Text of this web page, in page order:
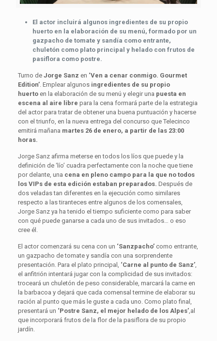
El actor incluirá algunos ingredientes de su propio
huerto en la elaboración de su menú, formado por un
gazpacho de tomate y sandía como entrante,
chuletón como plato principal y helado con frutos de
pasiflora como postre.
Turno de Jorge Sanz en ‘Ven a cenar conmigo. Gourmet
Edition’. Emplear algunos ingredientes de su propio
huertoen la elaboración de su menú y elegir una puesta en
escena al aire libre para la cena formará parte de la estrategia
del actor para tratar de obtener una buena puntuación y hacerse
con el triunfo, en la nueva entrega del concurso que Telecinco
emitirá mañana martes 26 de enero, a partir de las 23:00
horas.
Jorge Sanz afirma meterse en todos los líos que puede y la
definición de ‘lío’ cuadra perfectamente con la noche que tiene
por delante, una cena en pleno campo para la que no todos
los VIPs de esta edición estaban preparados. Después de
dos veladas tan diferentes en la ejecución como similares
respecto a las tiranteces entre algunos de los comensales,
Jorge Sanz ya ha tenido el tiempo suficiente como para saber
con qué puede ganarse a cada uno de sus invitados… o eso
cree él.
El actor comenzará su cena con un ‘Sanzpacho’ como entrante,
un gazpacho de tomate y sandía con una sorprendente
presentación. Para el plato principal, ‘Carne al punto de Sanz’,
el anfitrión intentará jugar con la complicidad de sus invitados:
troceará un chuletón de peso considerable, marcará la carne en
la barbacoa y dejará que cada comensal termine de elaborar su
ración al punto que más le guste a cada uno. Como plato final,
presentará un ‘Postre Sanz, el mejor helado de los Alpes’,al
que incorporará frutos de la flor de la pasiflora de su propio
jardín.